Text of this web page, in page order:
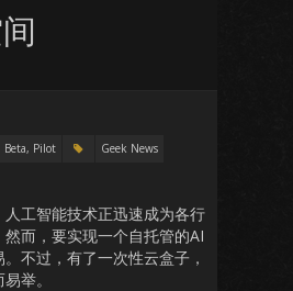
Beta, Pilot
Geek News
工智能技术正迅速成为各行
而，要实现一个自托管的AI
不过，有了一次性云盒子，
举。